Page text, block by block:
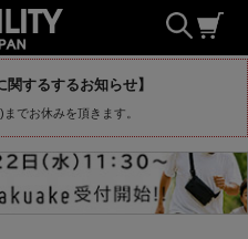
関するするお知らせ】
でお休みを頂きます。